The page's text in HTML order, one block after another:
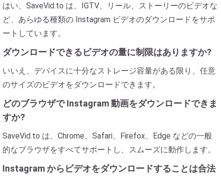
はい、SaveVid.to は、IGTV、リール、ストーリーのビデオな
ど、あらゆる種類の Instagram ビデオのダウンロードをサポ
ートしています。
ダウンロードできるビデオの量に制限はありますか?
いいえ、デバイスに十分なストレージ容量がある限り、任意
のサイズのビデオをダウンロードできます。
どのブラウザで Instagram 動画をダウンロードできま
すか?
SaveVid.to は、Chrome、Safari、Firefox、Edge などの一般
的なブラウザをすべてサポートし、スムーズに動作します。
Instagram からビデオをダウンロードすることは合法